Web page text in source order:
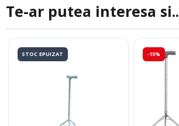
Te-ar putea interesa si..
STOC EPUIZAT -15%